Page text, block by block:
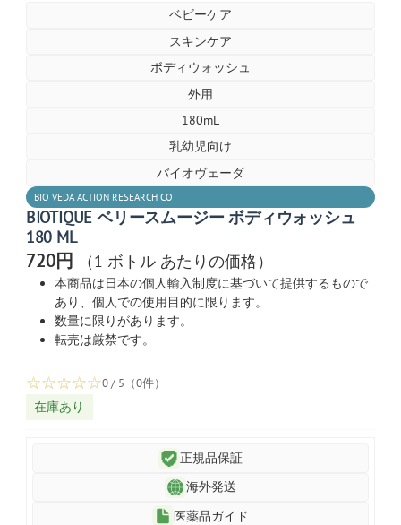
ベビーケア
スキンケア
ボディウォッシュ
外用
180mL
乳幼児向け
バイオヴェーダ
BIO VEDA ACTION RESEARCH CO
BIOTIQUE ベリースムージー ボディウォッシュ
180 ML
720円 （1 ボトル あたりの価格）
本商品は日本の個人輸入制度に基づいて提供するもので
あり、個人での使用目的に限ります。
数量に限りがあります。
転売は厳禁です。
☆☆☆☆☆0 / 5（0件）
在庫あり
正規品保証
海外発送
医薬品ガイド